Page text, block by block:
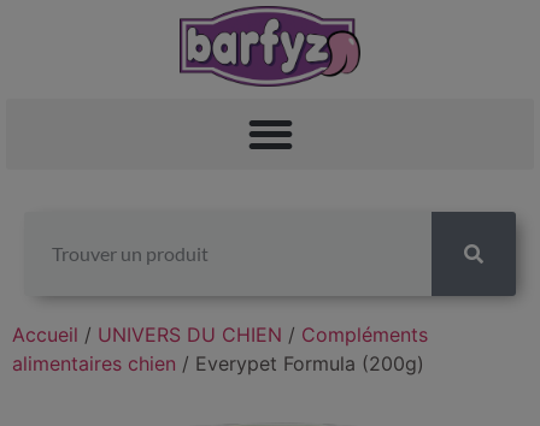
Accueil / UNIVERS DU CHIEN / Compléments
alimentaires chien / Everypet Formula (200g)